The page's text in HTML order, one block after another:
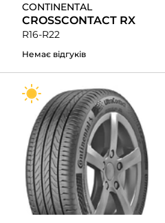
CONTINENTAL
CROSSCONTACT RX
R16-R22
Немає відгуків